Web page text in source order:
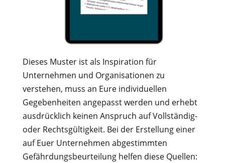
Dieses Muster ist als Inspiration für
Unternehmen und Organisationen zu
verstehen, muss an Eure individuellen
Gegebenheiten angepasst werden und erhebt
ausdrücklich keinen Anspruch auf Vollständig-
oder Rechtsgültigkeit. Bei der Erstellung einer
auf Euer Unternehmen abgestimmten
Gefährdungsbeurteilung helfen diese Quellen: